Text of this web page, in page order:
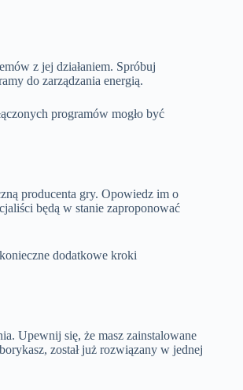
z jej działaniem. Spróbuj
do zarządzania energią.
programów mogło być
producenta gry. Opowiedz im o
będą w stanie zaproponować
dodatkowe kroki
Upewnij się, że masz zainstalowane
został już rozwiązany w jednej